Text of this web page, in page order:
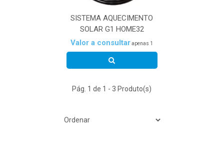
SISTEMA AQUECIMENTO
SOLAR G1 HOME32
Valor a consultarapenas 1
Pág. 1 de 1 - 3 Produto(s)